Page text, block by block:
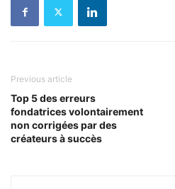
Previous article
Top 5 des erreurs
fondatrices volontairement
non corrigées par des
créateurs à succès